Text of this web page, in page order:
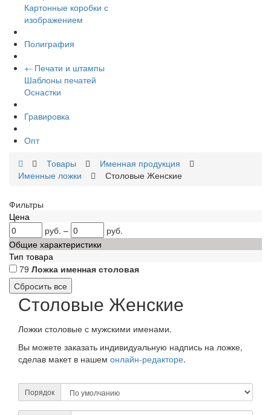
Картонные коробки с
изображением
Полиграфия
+- Печати и штампы
Шаблоны печатей
Оснастки
Гравировка
Опт
Товары
Именная продукция
Именные ложки
Столовые Женские
Фильтры
Цена
руб. –
руб.
Общие характеристики
Тип товара
79 Ложка именная столовая
Столовые Женские
Ложки столовые с мужскими именами.
Вы можете заказать индивидуальную надпись на ложке,
сделав макет в нашем онлайн-редакторе.
Порядок